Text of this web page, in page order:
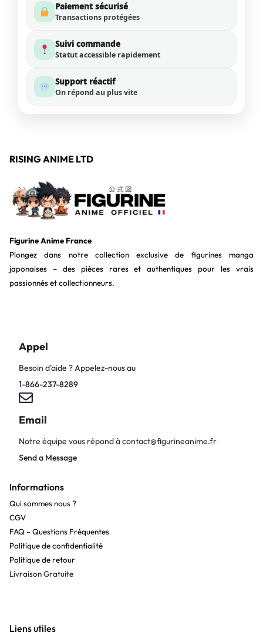
Paiement sécurisé
Transactions protégées
Suivi commande
Statut accessible rapidement
Support réactif
On répond au plus vite
RISING ANIME LTD
Figurine Anime France
Plongez dans notre collection exclusive de figurines manga
japonaises – des pièces rares et authentiques pour les vrais
passionnés et collectionneurs.
Appel
Besoin d’aide ? Appelez-nous au
1-866-237-8289
Email
Notre équipe vous répond àcontact@figurineanime.fr
Send a Message
Informations
Qui sommes nous ?
CGV
FAQ – Questions Fréquentes
Politique de confidentialité
Politique de retour
Livraison Gratuite
Liens utiles